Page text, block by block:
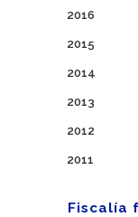
2016
2015
2014
2013
2012
2011
Fiscalía